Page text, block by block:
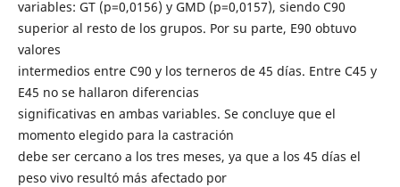
variables: GT (p=0,0156) y GMD (p=0,0157), siendo C90
superior al resto de los grupos. Por su parte, E90 obtuvo
valores
intermedios entre C90 y los terneros de 45 días. Entre C45 y
E45 no se hallaron diferencias
significativas en ambas variables. Se concluye que el
momento elegido para la castración
debe ser cercano a los tres meses, ya que a los 45 días el
peso vivo resultó más afectado por